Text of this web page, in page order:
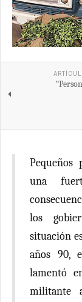
Pequeños
una
los
situación
años 90,
lamentó
militante